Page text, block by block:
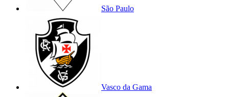
São Paulo
Vasco da Gama